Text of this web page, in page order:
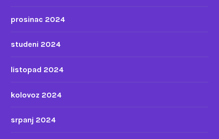
prosinac 2024
studeni 2024
listopad 2024
kolovoz 2024
srpanj 2024